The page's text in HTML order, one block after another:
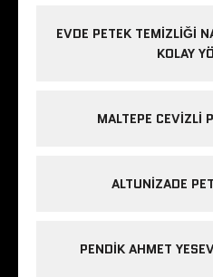
EVDE PETEK TEMIZLIĞI
KOLAY
MALTEPE CEVIZLI
ALTUNIZADE
PENDIK AHMET